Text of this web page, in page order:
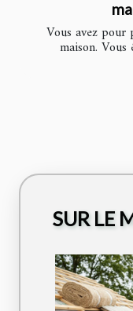
Vous avez pour
maison. Vous
SUR LE